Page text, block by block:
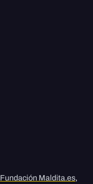
Fundación Maldita.es,